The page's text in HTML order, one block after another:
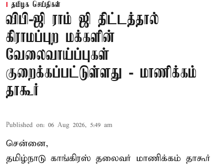
தமிழக செய்திகள்
விபி-ஜி ராம் ஜி திட்டத்தால்
கிராமப்புற மக்களின்
வேலைவாய்ப்புகள்
குறைக்கப்பட்டுள்ளது - மாணிக்கம்
தாகூர்
Published on: 06 Aug 2026, 5:49 am
சென்னை,
தமிழ்நாடு காங்கிரஸ் தலைவர் மாணிக்கம் தாகூர்